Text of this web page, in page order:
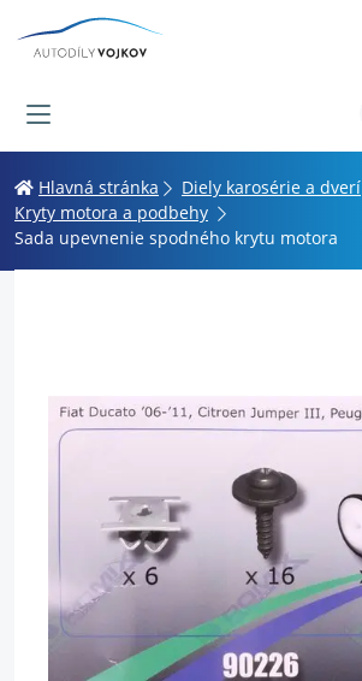
Hlavná stránka
Diely karosérie a dverí
Kryty motora a podbehy
Sada upevnenie spodného krytu motora